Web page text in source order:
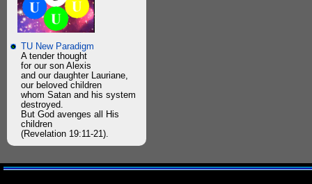
TU New Paradigm
A tender thought
for our son Alexis
and our daughter Lauriane,
our beloved children
whom Satan and his system
destroyed.
But God avenges all His
children
(Revelation 19:11-21).